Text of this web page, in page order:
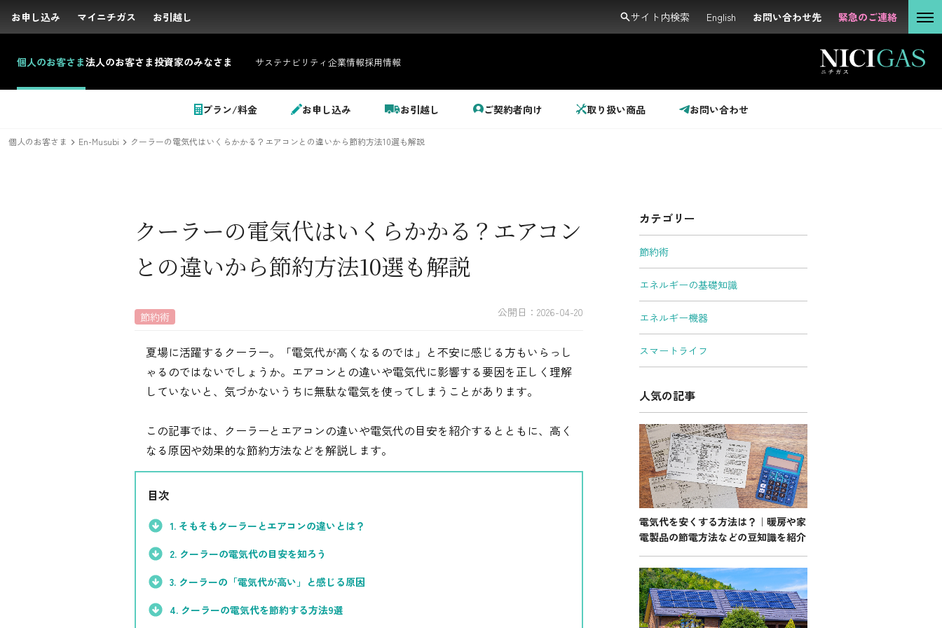
お申し込み マイニチガス お引越し サイト内検索 English お問い合わせ先 緊急のご連絡
個人のお客さま法人のお客さま投資家のみなさま サステナビリティ 企業情報採用情報
プラン/料金 お申し込み お引越し ご契約者向け 取り扱い商品 お問い合わせ
お申し込み マイニチガス お引越し サイト内検索 English お問い合わせ先 緊急のご連絡
サイト内検索
都市ガス＋でんき
お申し込み一覧
都市ガス
お申し込み一覧
お客さま
法人の
よくある質問
English
個人のお客さま En-Musubi クーラーの電気代はいくらかかる？エアコンとの違いから節約方法10選も解説
クーラーの電気代はいくらかかる？エアコン
との違いから節約方法10選も解説
節約術 公開日： 2026-04-20
夏場に活躍するクーラー。「電気代が高くなるのでは」と不安に感じる方もいらっし
ゃるのではないでしょうか。エアコンとの違いや電気代に影響する要因を正しく理解
していないと、気づかないうちに無駄な電気を使ってしまうことがあります。
この記事では、クーラーとエアコンの違いや電気代の目安を紹介するとともに、高く
なる原因や効果的な節約方法などを解説します。
目次
1. そもそもクーラーとエアコンの違いとは？
2. クーラーの電気代の目安を知ろう
3. クーラーの「電気代が高い」と感じる原因
4. クーラーの電気代を節約する方法9選
カテゴリー
節約術
エネルギーの基礎知識
エネルギー機器
スマートライフ
人気の記事
電気代を安くする方法は？｜暖房や家
電製品の節電方法などの豆知識を紹介